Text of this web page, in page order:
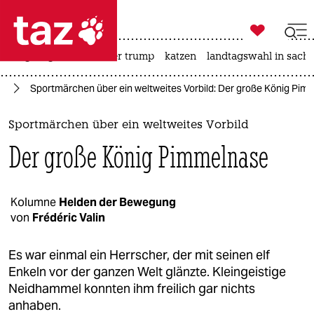
 taz zahl ich
taz zahl ich
themen
politik
gesellschaft
kultur
sport

taz zahl ich
usa unter trump katzen landtagswahl in
Sportmärchen über ein weltweites Vorbild: Der große König
Sportmärchen über ein weltweites Vorbild
Der große König Pimmelnase
Kolumne Helden der Bewegung
von Frédéric Valin
Es war einmal ein Herrscher, der mit seinen elf
Enkeln vor der ganzen Welt glänzte. Kleingeistige
Neidhammel konnten ihm freilich gar nichts
anhaben.